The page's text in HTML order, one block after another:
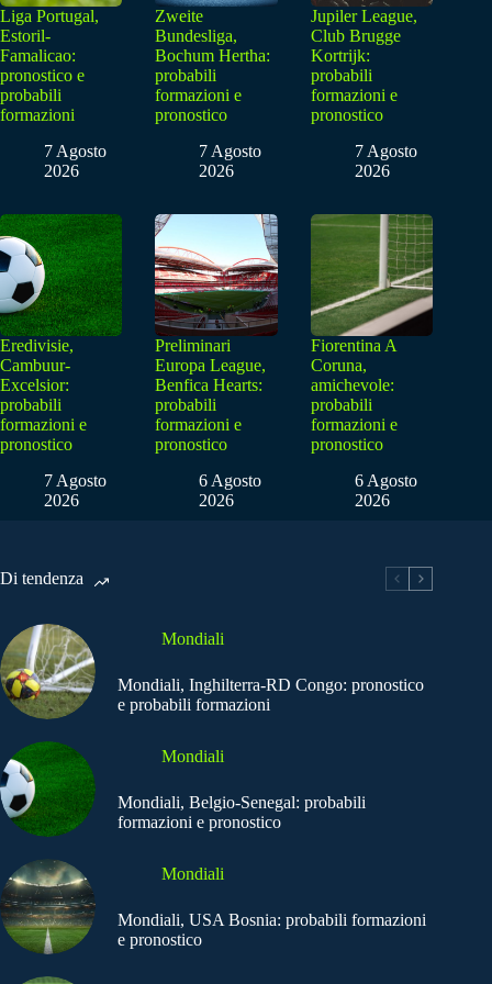
Liga Portugal,
Estoril-
Famalicao:
pronostico e
probabili
formazioni
7 Agosto
2026
Zweite
Bundesliga,
Bochum Hertha:
probabili
formazioni e
pronostico
7 Agosto
2026
Jupiler League,
Club Brugge
Kortrijk:
probabili
formazioni e
pronostico
7 Agosto
2026
Eredivisie,
Cambuur-
Excelsior:
probabili
formazioni e
pronostico
7 Agosto
2026
Preliminari
Europa League,
Benfica Hearts:
probabili
formazioni e
pronostico
6 Agosto
2026
Fiorentina A
Coruna,
amichevole:
probabili
formazioni e
pronostico
6 Agosto
2026
Di tendenza
Mondiali
Mondiali, Inghilterra-RD Congo: pronostico
e probabili formazioni
Mondiali
Mondiali, Belgio-Senegal: probabili
formazioni e pronostico
Mondiali
Mondiali, USA Bosnia: probabili formazioni
e pronostico